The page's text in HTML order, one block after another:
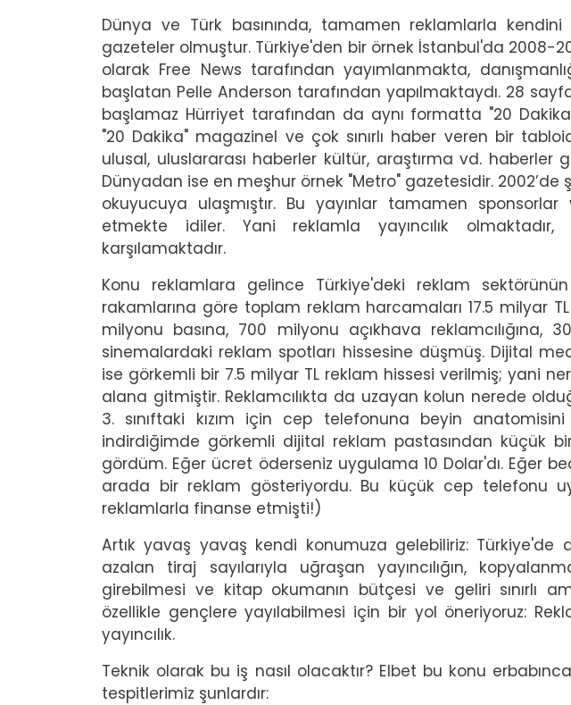
Dünya ve Türk basınında, tamamen reklamlarla
gazeteler olmuştur. Türkiye'den bir örnek İstanbul'da 2008-
olarak Free News tarafından yayımlanmakta,
başlatan Pelle Anderson tarafından yapılmaktaydı. 28
başlamaz Hürriyet tarafından da aynı formatta "20
"20 Dakika" magazinel ve çok sınırlı haber veren bir
ulusal, uluslararası haberler kültür, araştırma vd. haberler
Dünyadan ise en meşhur örnek "Metro" gazetesidir. 2002’de
okuyucuya ulaşmıştır. Bu yayınlar tamamen
etmekte idiler. Yani reklamla yayıncılık
karşılamaktadır.
Konu reklamlara gelince Türkiye'deki reklam
rakamlarına göre toplam reklam harcamaları 17.5 milyar
milyonu basına, 700 milyonu açıkhava reklamcılığına,
sinemalardaki reklam spotları hissesine düşmüş. Dijital
ise görkemli bir 7.5 milyar TL reklam hissesi verilmiş; yani
alana gitmiştir. Reklamcılıkta da uzayan kolun nerede
3. sınıftaki kızım için cep telefonuna beyin
indirdiğimde görkemli dijital reklam pastasından küçük
gördüm. Eğer ücret öderseniz uygulama 10 Dolar'dı. Eğer
arada bir reklam gösteriyordu. Bu küçük cep telefonu
reklamlarla finanse etmişti!)
Artık yavaş yavaş kendi konumuza gelebiliriz:
azalan tiraj sayılarıyla uğraşan yayıncılığın,
girebilmesi ve kitap okumanın bütçesi ve geliri sınırlı
özellikle gençlere yayılabilmesi için bir yol öneriyoruz:
yayıncılık.
Teknik olarak bu iş nasıl olacaktır? Elbet bu konu
tespitlerimiz şunlardır: